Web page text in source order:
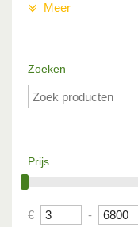
Meer
Zoeken
Prijs
€ -